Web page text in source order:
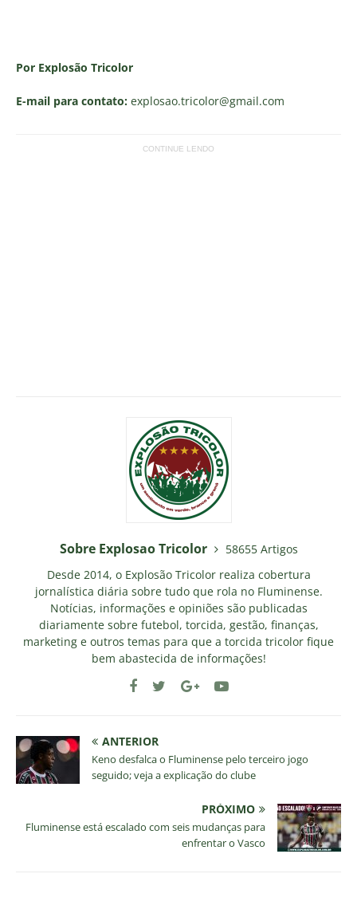
Por Explosão Tricolor
E-mail para contato: explosao.tricolor@gmail.com
CONTINUE LENDO
Sobre Explosao Tricolor
58655 Artigos
Desde 2014, o Explosão Tricolor realiza cobertura
jornalística diária sobre tudo que rola no Fluminense.
Notícias, informações e opiniões são publicadas
diariamente sobre futebol, torcida, gestão, finanças,
marketing e outros temas para que a torcida tricolor fique
bem abastecida de informações!
ANTERIOR
Keno desfalca o Fluminense pelo terceiro jogo
seguido; veja a explicação do clube
PRÓXIMO
Fluminense está escalado com seis mudanças para
enfrentar o Vasco